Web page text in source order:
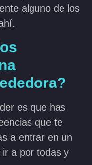
alguno de los
es que has
que te
a entrar en un
ir a por todas y